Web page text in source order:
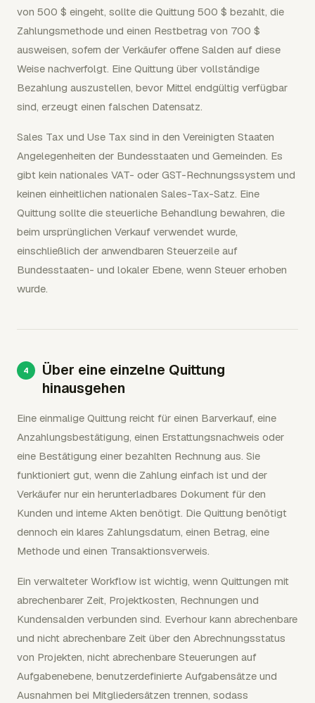
von 500 $ eingeht, sollte die Quittung 500 $ bezahlt, die
Zahlungsmethode und einen Restbetrag von 700 $
ausweisen, sofern der Verkäufer offene Salden auf diese
Weise nachverfolgt. Eine Quittung über vollständige
Bezahlung auszustellen, bevor Mittel endgültig verfügbar
sind, erzeugt einen falschen Datensatz.
Sales Tax und Use Tax sind in den Vereinigten Staaten
Angelegenheiten der Bundesstaaten und Gemeinden. Es
gibt kein nationales VAT- oder GST-Rechnungssystem und
keinen einheitlichen nationalen Sales-Tax-Satz. Eine
Quittung sollte die steuerliche Behandlung bewahren, die
beim ursprünglichen Verkauf verwendet wurde,
einschließlich der anwendbaren Steuerzeile auf
Bundesstaaten- und lokaler Ebene, wenn Steuer erhoben
wurde.
Über eine einzelne Quittung
hinausgehen
Eine einmalige Quittung reicht für einen Barverkauf, eine
Anzahlungsbestätigung, einen Erstattungsnachweis oder
eine Bestätigung einer bezahlten Rechnung aus. Sie
funktioniert gut, wenn die Zahlung einfach ist und der
Verkäufer nur ein herunterladbares Dokument für den
Kunden und interne Akten benötigt. Die Quittung benötigt
dennoch ein klares Zahlungsdatum, einen Betrag, eine
Methode und einen Transaktionsverweis.
Ein verwalteter Workflow ist wichtig, wenn Quittungen mit
abrechenbarer Zeit, Projektkosten, Rechnungen und
Kundensalden verbunden sind. Everhour kann abrechenbare
und nicht abrechenbare Zeit über den Abrechnungsstatus
von Projekten, nicht abrechenbare Steuerungen auf
Aufgabenebene, benutzerdefinierte Aufgabensätze und
Ausnahmen bei Mitgliedersätzen trennen, sodass